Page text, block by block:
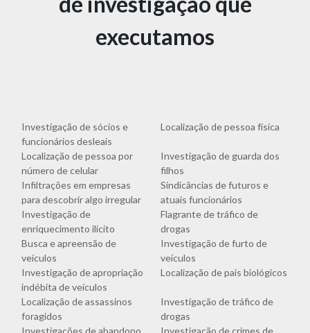
executamos
Investigação de sócios e
funcionários desleais
Localização de pessoa física
Localização de pessoa por
número de celular
Investigação de guarda dos
filhos
Infiltrações em empresas
para descobrir algo irregular
Sindicâncias de futuros e
atuais funcionários
Investigação de
enriquecimento ilícito
Flagrante de tráfico de
drogas
Busca e apreensão de
veículos
Investigação de furto de
veículos
Investigação de apropriação
indébita de veículos
Localização de pais biológicos
Localização de assassinos
foragidos
Investigação de tráfico de
drogas
Investigações de abandono
Investigação de crimes de